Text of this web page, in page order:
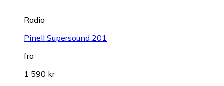
Radio
Pinell Supersound 201
fra
1 590 kr